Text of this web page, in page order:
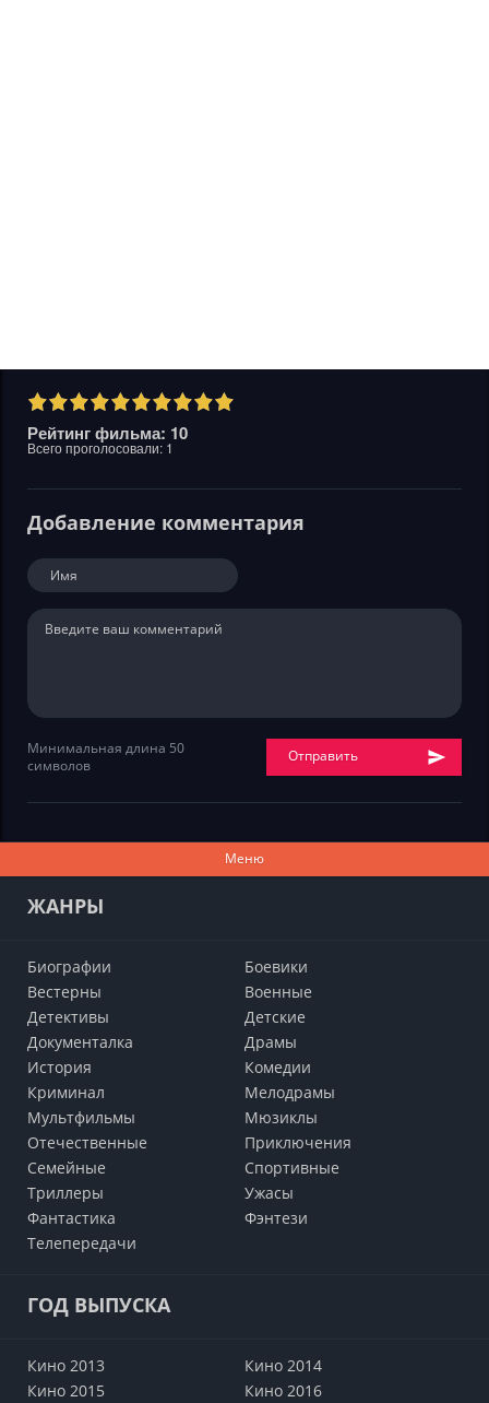
Рейтинг фильма: 10
Всего проголосовали: 1
Добавление комментария
Минимальная длина 50
символов
Отправить
Меню
ЖАНРЫ
Биографии
Боевики
Вестерны
Военные
Детективы
Детские
Документалка
Драмы
История
Комедии
Криминал
Мелодрамы
Мультфильмы
Мюзиклы
Отечественные
Приключения
Семейные
Cпортивные
Триллеры
Ужасы
Фантастика
Фэнтези
Телепередачи
ГОД ВЫПУСКА
Кино 2013
Кино 2014
Кино 2015
Кино 2016